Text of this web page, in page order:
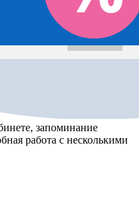
запоминание
работа с несколькими